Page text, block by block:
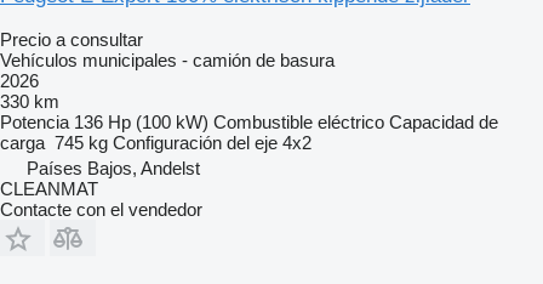
Precio a consultar
Vehículos municipales - camión de basura
2026
330 km
Potencia 136 Hp (100 kW) Combustible eléctrico Capacidad de
carga 745 kg Configuración del eje 4x2
Países Bajos, Andelst
CLEANMAT
Contacte con el vendedor